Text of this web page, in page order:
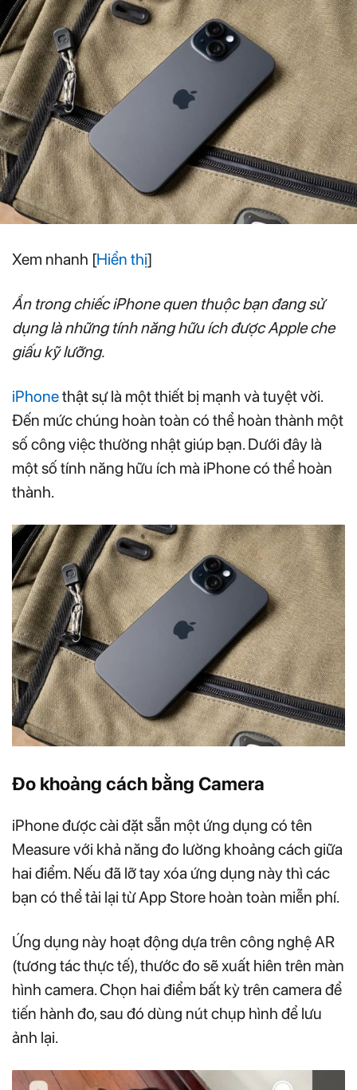
Xem nhanh [Hiển thị]
Ẩn trong chiếc iPhone quen thuộc bạn đang sử
dụng là những tính năng hữu ích được Apple che
giấu kỹ lưỡng.
iPhonethật sự là một thiết bị mạnh và tuyệt vời.
Đến mức chúng hoàn toàn có thể hoàn thành một
số công việc thường nhật giúp bạn. Dưới đây là
một số tính năng hữu ích mà iPhone có thể hoàn
thành.
Đo khoảng cách bằng Camera
iPhone được cài đặt sẵn một ứng dụng có tên
Measure với khả năng đo lường khoảng cách giữa
hai điểm. Nếu đã lỡ tay xóa ứng dụng này thì các
bạn có thể tải lại từ App Store hoàn toàn miễn phí.
Ứng dụng này hoạt động dựa trên công nghệ AR
(tương tác thực tế), thước đo sẽ xuất hiên trên màn
hình camera. Chọn hai điểm bất kỳ trên camera để
tiến hành đo, sau đó dùng nút chụp hình để lưu
ảnh lại.